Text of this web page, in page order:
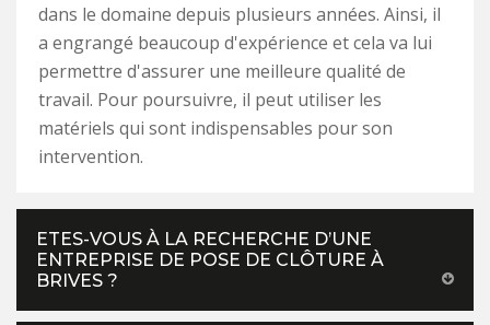
dans le domaine depuis plusieurs années. Ainsi, il
a engrangé beaucoup d'expérience et cela va lui
permettre d'assurer une meilleure qualité de
travail. Pour poursuivre, il peut utiliser les
matériels qui sont indispensables pour son
intervention.
ETES-VOUS À LA RECHERCHE D’UNE
ENTREPRISE DE POSE DE CLÔTURE À
BRIVES ?